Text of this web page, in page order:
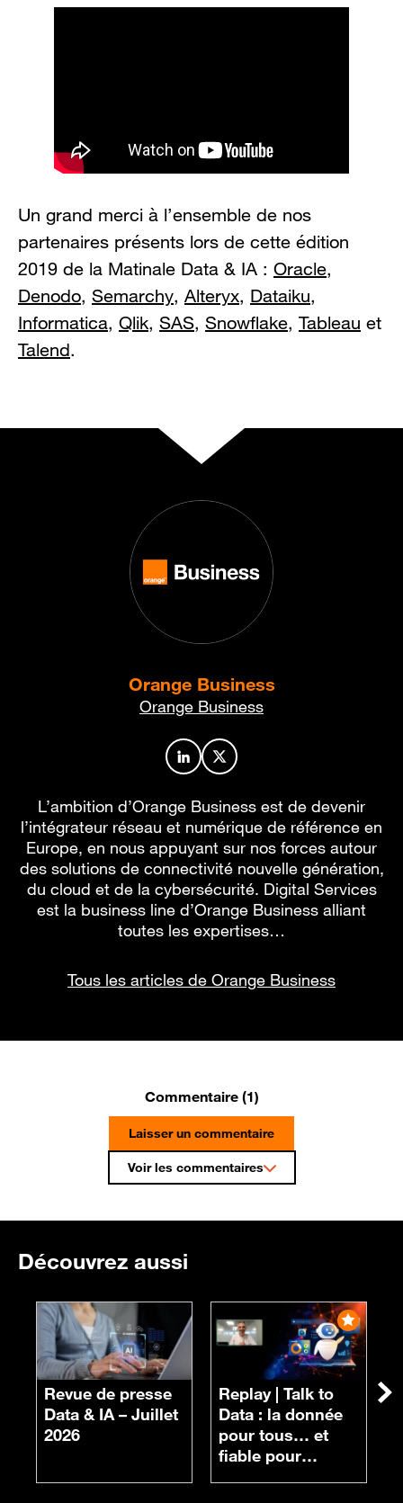
Un grand merci à l’ensemble de nos
partenaires présents lors de cette édition
2019 de la Matinale Data & IA : Oracle,
Denodo, Semarchy, Alteryx, Dataiku,
Informatica, Qlik, SAS, Snowflake, Tableau et
Talend.
Orange Business
Orange Business
Profil de l’auteur sur LinkedIn
Profil de l’auteur sur X
L’ambition d’Orange Business est de devenir
l’intégrateur réseau et numérique de référence en
Europe, en nous appuyant sur nos forces autour
des solutions de connectivité nouvelle génération,
du cloud et de la cybersécurité. Digital Services
est la business line d’Orange Business alliant
toutes les expertises…
Tous les articles de Orange Business
Commentaire (1)
Laisser un commentaire
Voir les commentaires
Découvrez aussi
Revue de presse
Data & IA – Juillet
2026
Replay |
Data : la donnée
pour tous… et
fiable pour